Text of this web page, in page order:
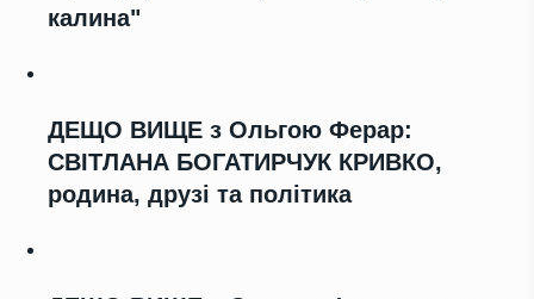
калина"
ДЕЩО ВИЩЕ з Ольгою Ферар:
СВІТЛАНА БОГАТИРЧУК КРИВКО,
родина, друзі та політика